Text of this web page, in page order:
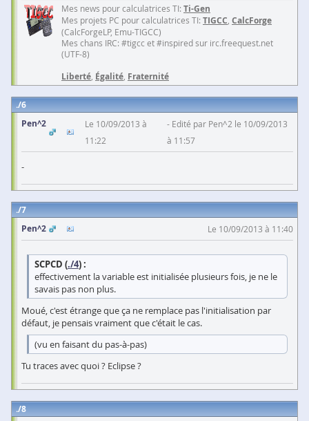
Mes news pour calculatrices TI: Ti-Gen
Mes projets PC pour calculatrices TI: TIGCC CalcForge
(CalcForgeLP, Emu-TIGCC)
Mes chans IRC: #tigcc et #inspired sur irc.freequest.net
(UTF-8)
Liberté Égalité Fraternité
6
Pen^2
Le 10/09/2013 à
11:22
Edité par Pen^2 le 10/09/2013
à 11:57
-
7
Pen^2
Le 10/09/2013 à 11:40
SCPCD (./4) :
effectivement la variable est initialisée plusieurs fois, je ne le
savais pas non plus.
Moué, c'est étrange que ça ne remplace pas l'initialisation par
défaut, je pensais vraiment que c'était le cas.
(vu en faisant du pas-à-pas)
Tu traces avec quoi ? Eclipse ?
8